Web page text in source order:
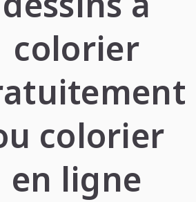
colorier
colorier
en ligne